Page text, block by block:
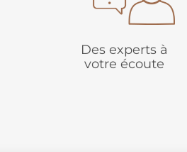
Des experts à
votre écoute